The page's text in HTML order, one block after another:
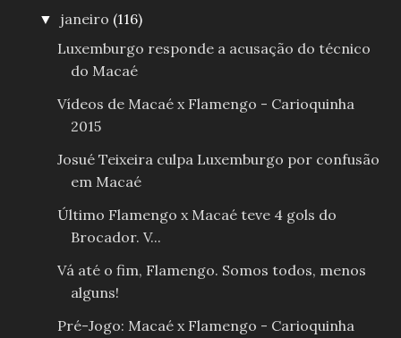
▼ janeiro (116)
Luxemburgo responde a acusação do técnico
do Macaé
Vídeos de Macaé x Flamengo - Carioquinha
2015
Josué Teixeira culpa Luxemburgo por confusão
em Macaé
Último Flamengo x Macaé teve 4 gols do
Brocador. V...
Vá até o fim, Flamengo. Somos todos, menos
alguns!
Pré-Jogo: Macaé x Flamengo - Carioquinha